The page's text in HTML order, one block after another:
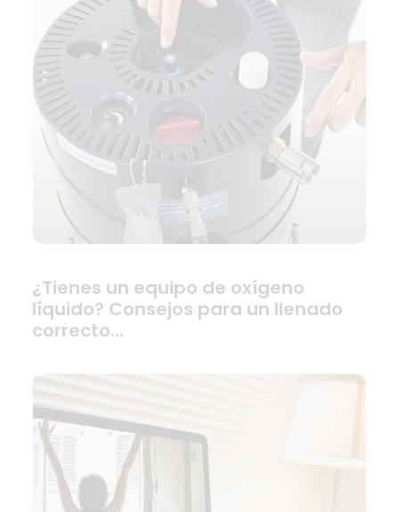
¿Tienes un equipo de oxígeno
líquido? Consejos para un llenado
correcto…